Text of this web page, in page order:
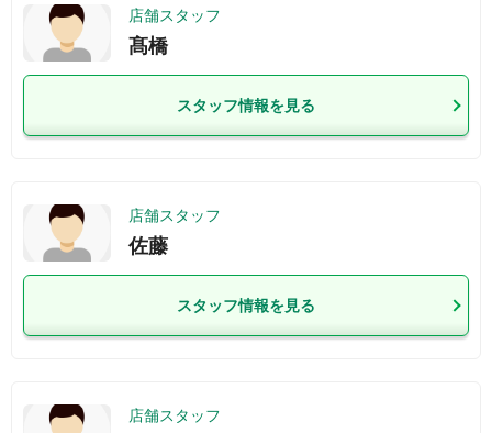
店舗スタッフ
髙橋
スタッフ情報を見る
店舗スタッフ
佐藤
スタッフ情報を見る
店舗スタッフ